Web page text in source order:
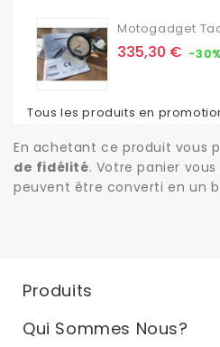
Motogadget
Prix
335,30 € -30%
Tous les produits en
En achetant ce produit vous
de fidélité. Votre panier
peuvent être converti en un
Produits
Qui Sommes Nous?